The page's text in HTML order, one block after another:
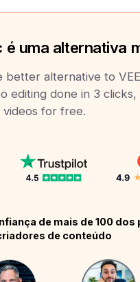
é uma alternativa
better alternative to
editing done in 3 clicks,
videos for free.
de mais de 100 dos
de conteúdo